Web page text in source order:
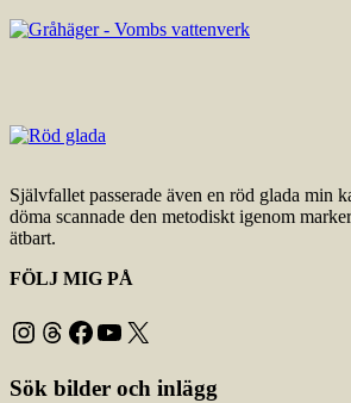
Självfallet passerade även en röd glada min
döma scannade den metodiskt igenom
ätbart.
FÖLJ MIG PÅ
Instagram
Threads
Facebook
YouTube
X
Sök bilder och inlägg